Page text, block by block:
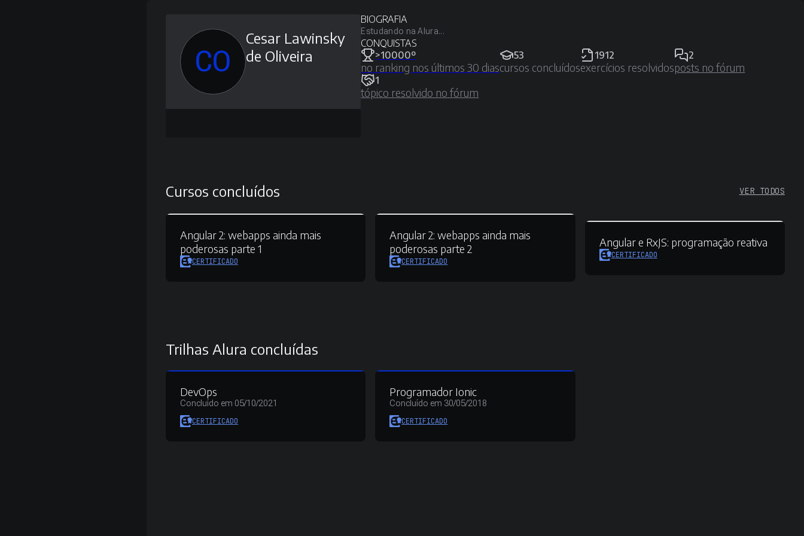
CO
Cesar Lawinsky
de Oliveira
BIOGRAFIA
Estudando na Alura...
CONQUISTAS
>10000º
no ranking nos últimos 30 dias
53
cursos concluídos
1912
exercícios resolvidos
2
posts no fórum
1
tópico resolvido no fórum
Cursos concluídos VER TODOS
Angular 2: webapps ainda mais
poderosas parte 1
CERTIFICADO
Angular 2: webapps ainda mais
poderosas parte 2
CERTIFICADO
Angular e RxJS: programação reativa
CERTIFICADO
Trilhas Alura concluídas
DevOps
Concluído em 05/10/2021
CERTIFICADO
Programador Ionic
Concluído em 30/05/2018
CERTIFICADO